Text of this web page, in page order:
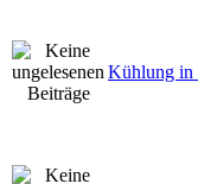
Kühlung in